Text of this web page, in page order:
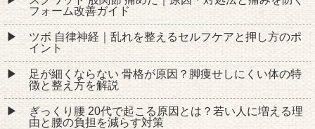
フォーム改善ガイド
ツボ 自律神経｜乱れを整えるセルフケアと押し方のポ
イント
足が細くならない 骨格が原因？脚痩せしにくい体の特
徴と整え方を解説
ぎっくり腰 20代で起こる原因とは？若い人に増える理
由と腰の負担を減らす対策